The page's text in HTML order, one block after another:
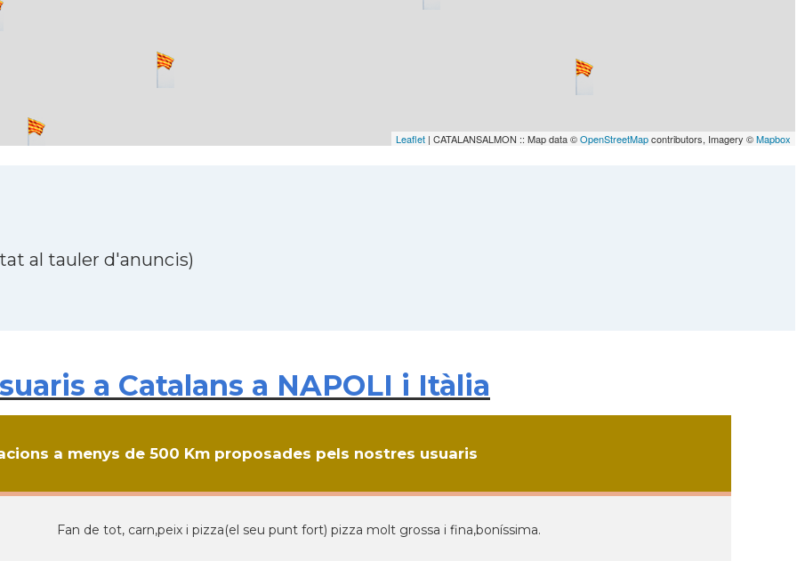
Leaflet | CATALANSALMON :: Map data ©OpenStreetMapcontributors, Imagery ©Mapbox
al tauler d'anuncis)
a Catalans a NAPOLI i Itàlia
a menys de 500 Km proposades pels nostres usuaris
Fan de tot, carn,peix i pizza(el seu punt fort) pizza molt grossa i fina,boníssima.